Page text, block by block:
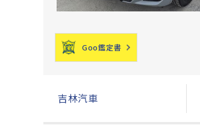
Goo鑑定書
吉林汽車